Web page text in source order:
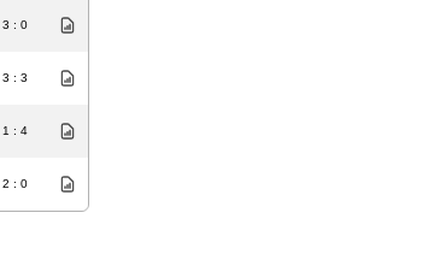
3 : 0
3 : 3
1 : 4
2 : 0